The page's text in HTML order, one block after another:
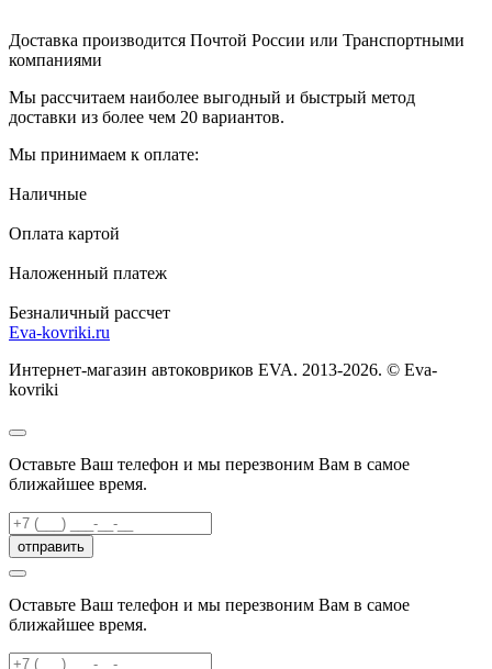
Доставка производится Почтой России или Транспортными
компаниями
Мы рассчитаем наиболее выгодный и быстрый метод
доставки из более чем 20 вариантов.
Мы принимаем к оплате:
Наличные
Оплата картой
Наложенный платеж
Безналичный рассчет
Eva-kovriki.ru
Интернет-магазин автоковриков EVA. 2013-2026. © Eva-
kovriki
Оставьте Ваш телефон и мы перезвоним Вам в самое
ближайшее время.
отправить
Оставьте Ваш телефон и мы перезвоним Вам в самое
ближайшее время.